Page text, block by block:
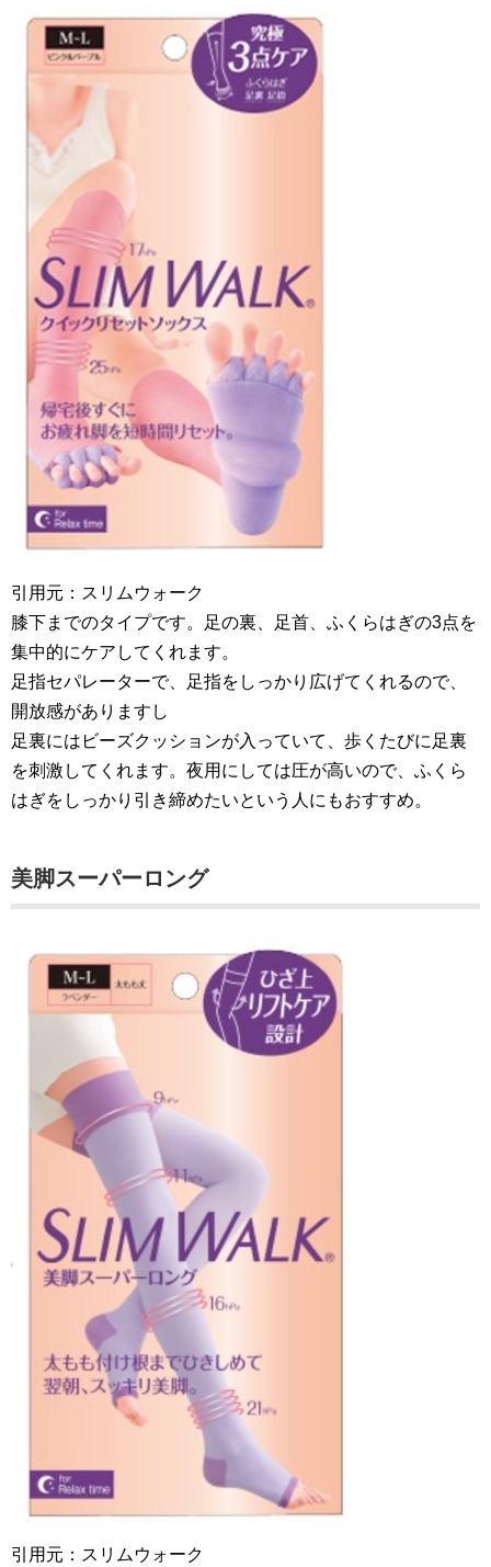
引用元：スリムウォーク
膝下までのタイプです。足の裏、足首、ふくらはぎの3点を
集中的にケアしてくれます。
足指セパレーターで、足指をしっかり広げてくれるので、
開放感がありますし
足裏にはビーズクッションが入っていて、歩くたびに足裏
を刺激してくれます。夜用にしては圧が高いので、ふくら
はぎをしっかり引き締めたいという人にもおすすめ。
美脚スーパーロング
引用元：スリムウォーク